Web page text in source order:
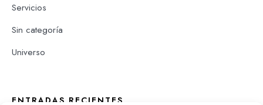
Servicios
Sin categoría
Universo
ENTRADAS RECIENTES